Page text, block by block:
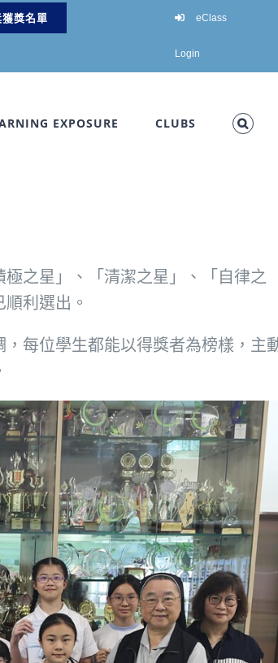
獎名單 eClass
Login
EXPOSURE CLUBS
之星」、「清潔之星」、「自律之
利選出。
每位學生都能以得獎者為榜樣，主